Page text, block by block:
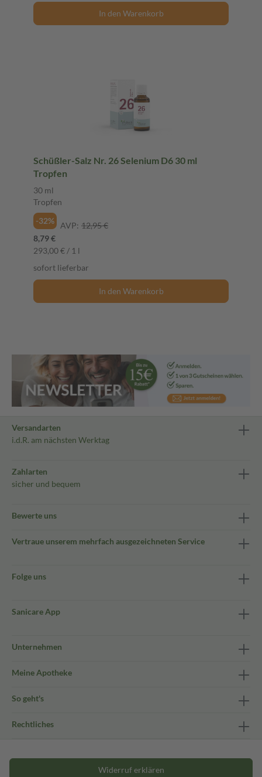
In den Warenkorb
Schüßler-Salz Nr. 26 Selenium D6 30 ml
Tropfen
30 ml
Tropfen
-32%
AVP: 12,95 €
8,79 €
293,00 € / 1 l
sofort lieferbar
In den Warenkorb
Versandarten
i.d.R. am nächsten Werktag
Zahlarten
sicher und bequem
Bewerte uns
Vertraue unserem mehrfach ausgezeichneten Service
Folge uns
Sanicare App
Unternehmen
Meine Apotheke
So geht's
Rechtliches
Widerruf erklären